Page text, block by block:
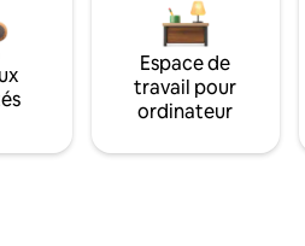
Espace de
travail pour
ordinateur